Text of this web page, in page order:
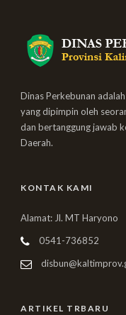
Dinas Perkebunan
yang dipimpin oleh
dan bertanggung jawab
Daerah.
KONTAK KAMI
Alamat: Jl. MT Haryono
0541-736852
ARTIKEL TRBARU